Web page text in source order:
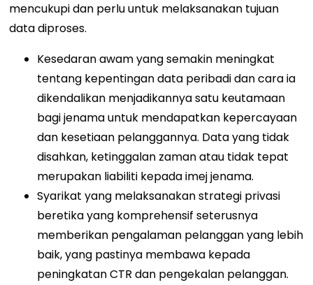
mencukupi dan perlu untuk melaksanakan tujuan
data diproses.
Kesedaran awam yang semakin meningkat
tentang kepentingan data peribadi dan cara ia
dikendalikan menjadikannya satu keutamaan
bagi jenama untuk mendapatkan kepercayaan
dan kesetiaan pelanggannya. Data yang tidak
disahkan, ketinggalan zaman atau tidak tepat
merupakan liabiliti kepada imej jenama.
Syarikat yang melaksanakan strategi privasi
beretika yang komprehensif seterusnya
memberikan pengalaman pelanggan yang lebih
baik, yang pastinya membawa kepada
peningkatan CTR dan pengekalan pelanggan.